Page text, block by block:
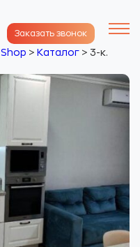
Заказать звонок
Shop > Каталог > 3-к.